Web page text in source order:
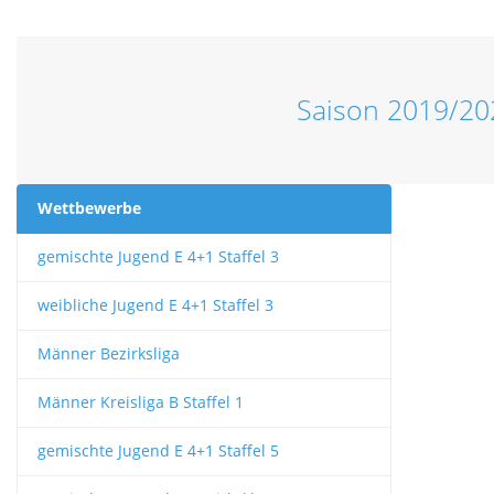
Saison 2019/
Wettbewerbe
gemischte Jugend E 4+1 Staffel 3
weibliche Jugend E 4+1 Staffel 3
Männer Bezirksliga
Männer Kreisliga B Staffel 1
gemischte Jugend E 4+1 Staffel 5